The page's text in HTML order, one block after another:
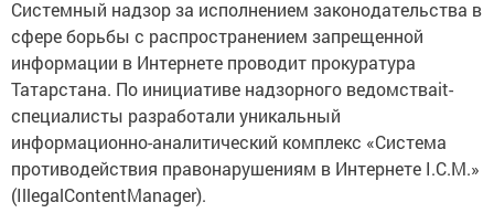
Системный надзор за исполнением законодательства в
сфере борьбы с распространением запрещенной
информации в Интернете проводит прокуратура
Татарстана. По инициативе надзорного ведомстваit-
специалисты разработали уникальный
информационно-аналитический комплекс «Система
противодействия правонарушениям в Интернете I.C.M.»
(IllegalContentManager).